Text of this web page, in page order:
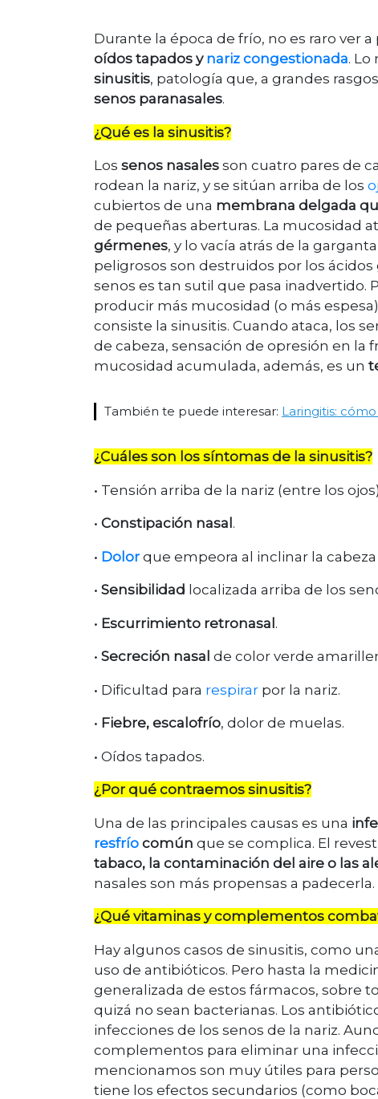
Durante la época de frío, no es raro ver
oídos tapados y nariz congestionada. Lo
sinusitis, patología que, a grandes
senos paranasales.
¿Qué es la sinusitis?
Los senos nasales son cuatro pares de
rodean la nariz, y se sitúan arriba de los
cubiertos de una membrana delgada
de pequeñas aberturas. La mucosidad
gérmenes, y lo vacía atrás de la
peligrosos son destruidos por los
senos es tan sutil que pasa inadvertido.
producir más mucosidad (o más
consiste la sinusitis. Cuando ataca, los
de cabeza, sensación de opresión en la
mucosidad acumulada, además, es un
También te puede interesar: Laringitis:
¿Cuáles son los síntomas de la sinusitis?
• Tensión arriba de la nariz (entre los
• Constipación nasal .
• Dolor que empeora al inclinar la
• Sensibilidad localizada arriba de los
• Escurrimiento retronasal.
• Secreción nasal de color verde
• Dificultad para respirar por la nariz.
• Fiebre, escalofrío, dolor de muelas.
• Oídos tapados.
¿Por qué contraemos sinusitis?
Una de las principales causas es una
resfrío común que se complica. El
tabaco, la contaminación del aire o las
nasales son más propensas a padecerla.
¿Qué vitaminas y complementos
Hay algunos casos de sinusitis, como
uso de antibióticos. Pero hasta la
generalizada de estos fármacos, sobre
quizá no sean bacterianas. Los
infecciones de los senos de la nariz.
complementos para eliminar una
mencionamos son muy útiles para
tiene los efectos secundarios (como